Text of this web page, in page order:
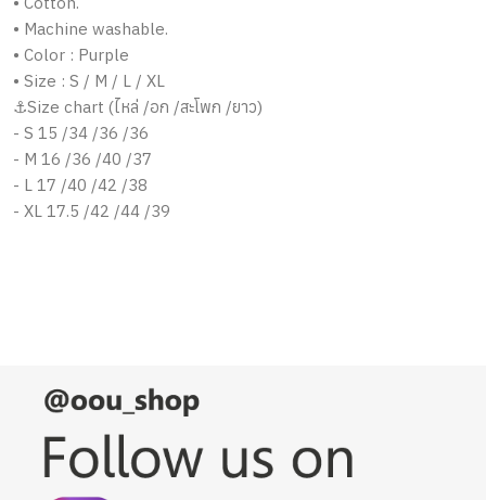
• Machine washable.
• Color : Purple
• Size : S / M / L / XL
⚓️Size chart (ไหล่ /อก /สะโพก /ยาว)
- S 15 /34 /36 /36
- M 16 /36 /40 /37
- L 17 /40 /42 /38
- XL 17.5 /42 /44 /39